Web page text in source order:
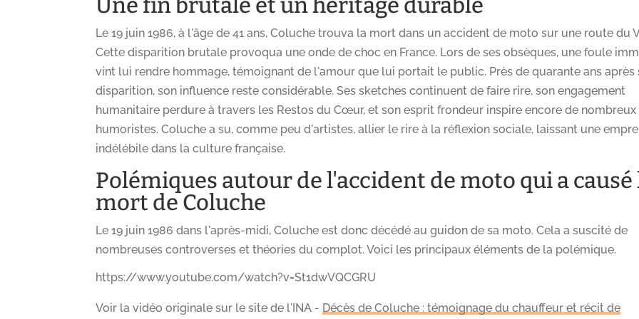
Le 19 juin 1986, à l'âge de 41 ans, Coluche trouva la mort dans un accident de moto sur une route du
Cette disparition brutale provoqua une onde de choc en France. Lors de ses obsèques, une foule
vint lui rendre hommage, témoignant de l'amour que lui portait le public. Près de quarante ans après
disparition, son influence reste considérable. Ses sketches continuent de faire rire, son engagement
humanitaire perdure à travers les Restos du Cœur, et son esprit frondeur inspire encore de nombreux
humoristes. Coluche a su, comme peu d'artistes, allier le rire à la réflexion sociale, laissant une
indélébile dans la culture française.
Polémiques autour de l'accident de moto qui a causé
mort de Coluche
Le 19 juin 1986 dans l'après-midi, Coluche est donc décédé au guidon de sa moto. Cela a suscité de
nombreuses controverses et théories du complot. Voici les principaux éléments de la polémique.
https://www.youtube.com/watch?v=St1dwVQCGRU
Voir la vidéo originale sur le site de l'INA - Décès de Coluche : témoignage du chauffeur et récit de